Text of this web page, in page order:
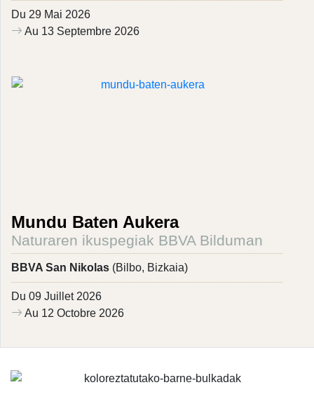
Du 29 Mai 2026
Au 13 Septembre 2026
Mundu Baten Aukera
Naturaren ikuspegiak BBVA Bilduman
BBVA San Nikolas (Bilbo, Bizkaia)
Du 09 Juillet 2026
Au 12 Octobre 2026